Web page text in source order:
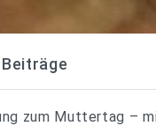
zum Muttertag –